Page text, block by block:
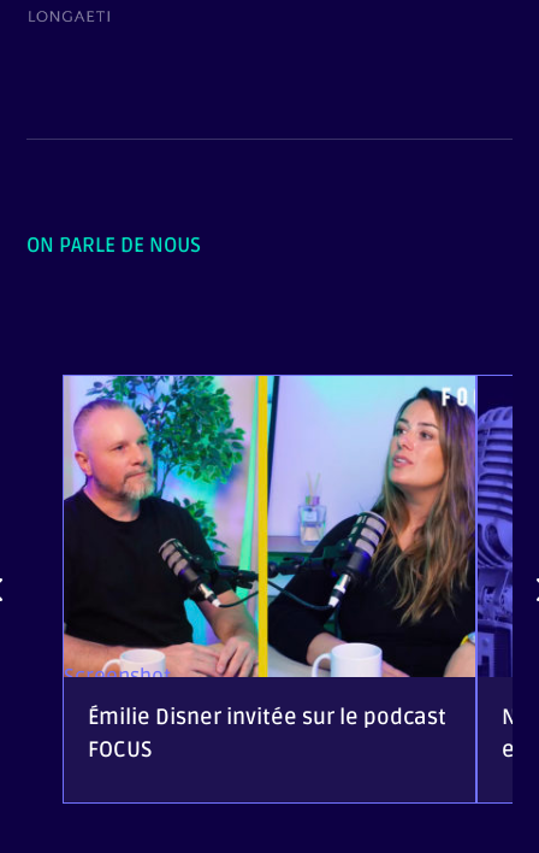
ON PARLE DE NOUS
Screenshot
Émilie Disner invitée sur le podcast
FOCUS